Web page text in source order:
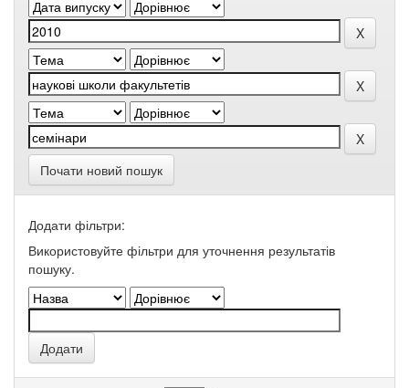
Почати новий пошук
Додати фільтри:
Використовуйте фільтри для уточнення результатів
пошуку.